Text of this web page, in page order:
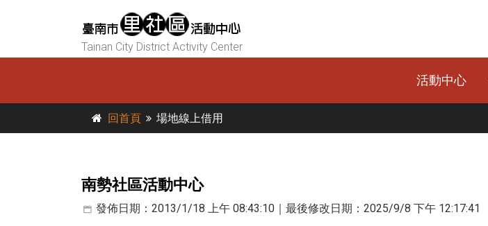
Tainan City District Activity Center
活動中心
回首頁 場地線上借用
南勢社區活動中心
發佈日期：2013/1/18 上午 08:43:10｜最後修改日期：2025/9/8 下午 12:17:41